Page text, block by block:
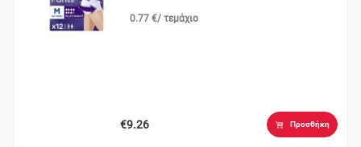
0.77 €/ τεμάχιο
€9.26 Προσθήκη